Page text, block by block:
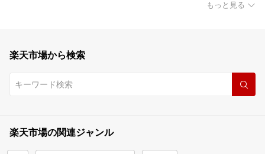
もっと見る
楽天市場から検索
楽天市場の関連ジャンル